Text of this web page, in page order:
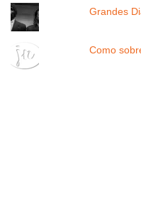
Grandes
Como